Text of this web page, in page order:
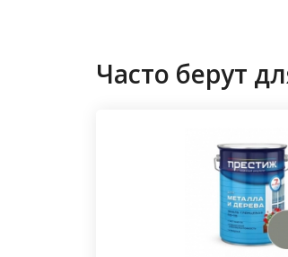
Часто берут